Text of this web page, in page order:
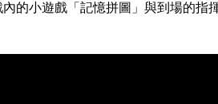
的小遊戲「記憶拼圖」與到場的